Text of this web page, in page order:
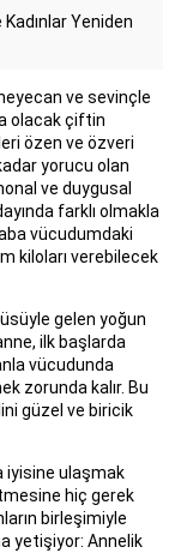
Yeniden
ve sevinçle
olacak çiftin
özen ve özveri
yorucu olan
ve duygusal
farklı olmakla
vücudumdaki
kiloları verebilecek
gelen yoğun
ilk başlarda
vücudunda
zorunda kalır. Bu
güzel ve biricik
iyisine ulaşmak
hiç gerek
birleşimiyle
yetişiyor: Annelik